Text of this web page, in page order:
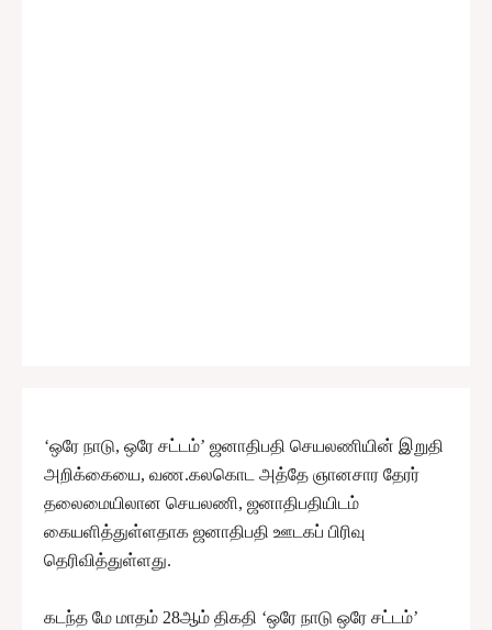
‘ஒரே நாடு, ஒரே சட்டம்’ ஜனாதிபதி செயலணியின் இறுதி
அறிக்கையை, வண.கலகொட அத்தே ஞானசார தேரர்
தலைமையிலான செயலணி, ஜனாதிபதியிடம்
கையளித்துள்ளதாக ஜனாதிபதி ஊடகப் பிரிவு
தெரிவித்துள்ளது.
கடந்த மே மாதம் 28ஆம் திகதி ‘ஒரே நாடு ஒரே சட்டம்’